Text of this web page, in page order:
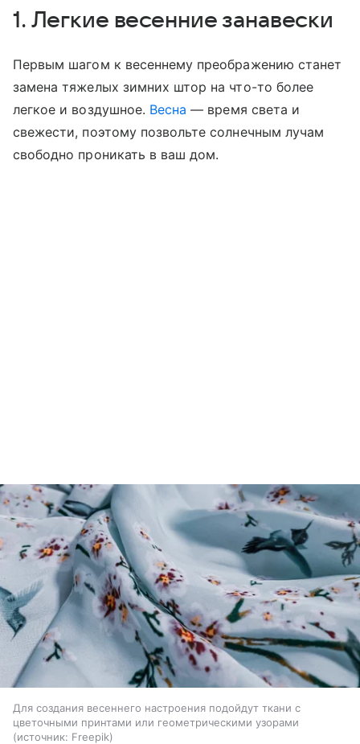
1. Легкие весенние занавески
Первым шагом к весеннему преображению станет
замена тяжелых зимних штор на что-то более
легкое и воздушное. Весна — время света и
свежести, поэтому позвольте солнечным лучам
свободно проникать в ваш дом.
Для создания весеннего настроения подойдут ткани с
цветочными принтами или геометрическими узорами
источник: Freepik